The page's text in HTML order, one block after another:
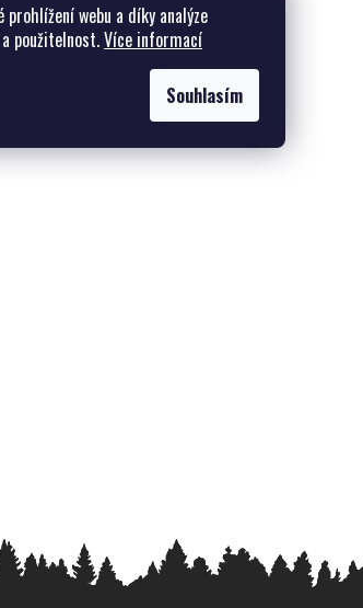
prohlížení webu a díky analýze
použitelnost.Více informací
Souhlasím